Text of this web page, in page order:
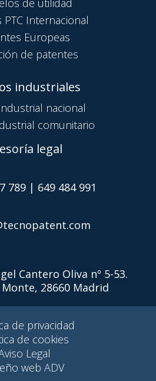
de utilidad
PTC Internacional
Europeas
de patentes
industriales
nacional
comunitario
legal
789 | 649 484 991
Cantero Oliva nº 5-53.
28660 Madrid
de privacidad
de cookies
Legal
web ADV